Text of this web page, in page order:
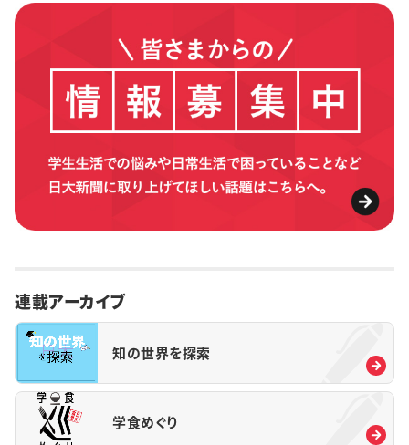
連載アーカイブ
知の世界を探索
学食めぐり